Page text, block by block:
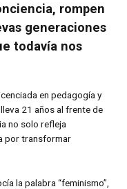
rompen
generaciones
todavía nos
en pedagogía y
21 años al frente de
no solo refleja
por transformar
la palabra “feminismo”,